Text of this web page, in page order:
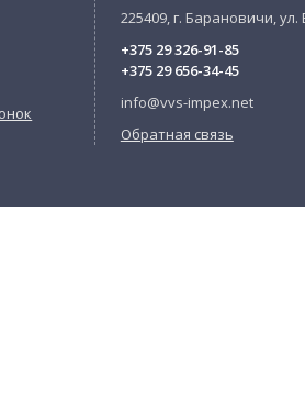
225409, г. Барановичи,
+375 29 326-91-85
+375 29 656-34-45
info@vvs-impex.net
Обратная связь